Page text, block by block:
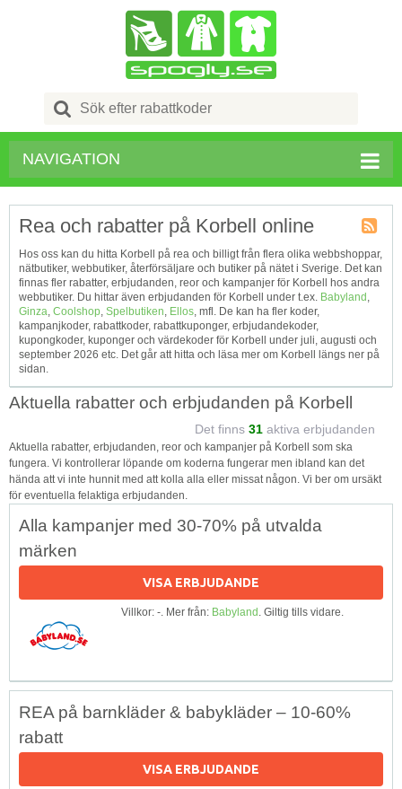
Search
for:
NAVIGATION
Tagg
RSS
Rea och rabatter på Korbell online
Hos oss kan du hitta Korbell på rea och billigt från flera olika webbshoppar,
nätbutiker, webbutiker, återförsäljare och butiker på nätet i Sverige. Det kan
finnas fler rabatter, erbjudanden, reor och kampanjer för Korbell hos andra
webbutiker. Du hittar även erbjudanden för Korbell under t.ex. Babyland ,
Ginza, Coolshop, Spelbutiken, Ellos, mfl. De kan ha fler koder,
kampanjkoder, rabattkoder, rabattkuponger, erbjudandekoder,
kupongkoder, kuponger och värdekoder för Korbell under juli, augusti och
september 2026 etc. Det går att hitta och läsa mer om Korbell längs ner på
sidan.
Aktuella rabatter och erbjudanden på Korbell
Det finns 31 aktiva erbjudanden
Aktuella rabatter, erbjudanden, reor och kampanjer på Korbell som ska
fungera. Vi kontrollerar löpande om koderna fungerar men ibland kan det
hända att vi inte hunnit med att kolla alla eller missat någon. Vi ber om ursäkt
för eventuella felaktiga erbjudanden.
Alla kampanjer med 30-70% på utvalda
märken
VISA ERBJUDANDE
Villkor: -. Mer från: Babyland. Giltig tills vidare.
REA på barnkläder & babykläder – 10-60%
rabatt
VISA ERBJUDANDE